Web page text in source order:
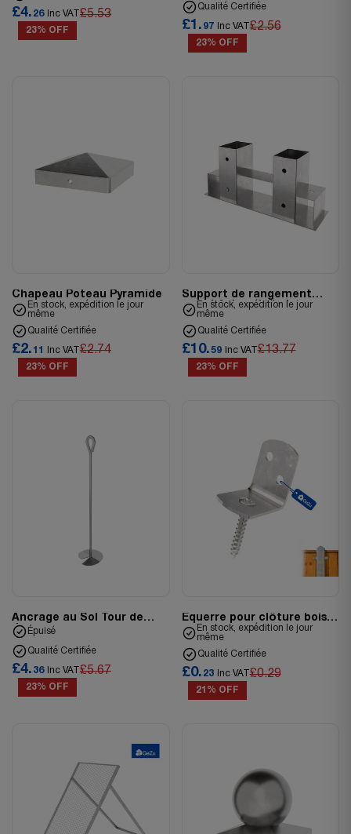
£4. 26 Inc VAT £5.53
23% OFF
Qualité Certifiée
£1. 97 Inc VAT£2.56
23% OFF
Chapeau Poteau Pyramide
En stock, expédition le jour
même
Qualité Certifiée
£2. 11 Inc VAT £2.74
23% OFF
Support de rangement
pour bûches de bois
En stock, expédition le jour
même
Qualité Certifiée
£10.59 Inc VAT£13.77
23% OFF
Ancrage au Sol Tour de
JeuxÉpuisé
Qualité Certifiée
£4. 36 Inc VAT £5.67
23% OFF
Équerre pour clôture bois
avecEn stock, expédition le jour
même
Qualité Certifiée
£0. 23 Inc VAT£0.29
21% OFF